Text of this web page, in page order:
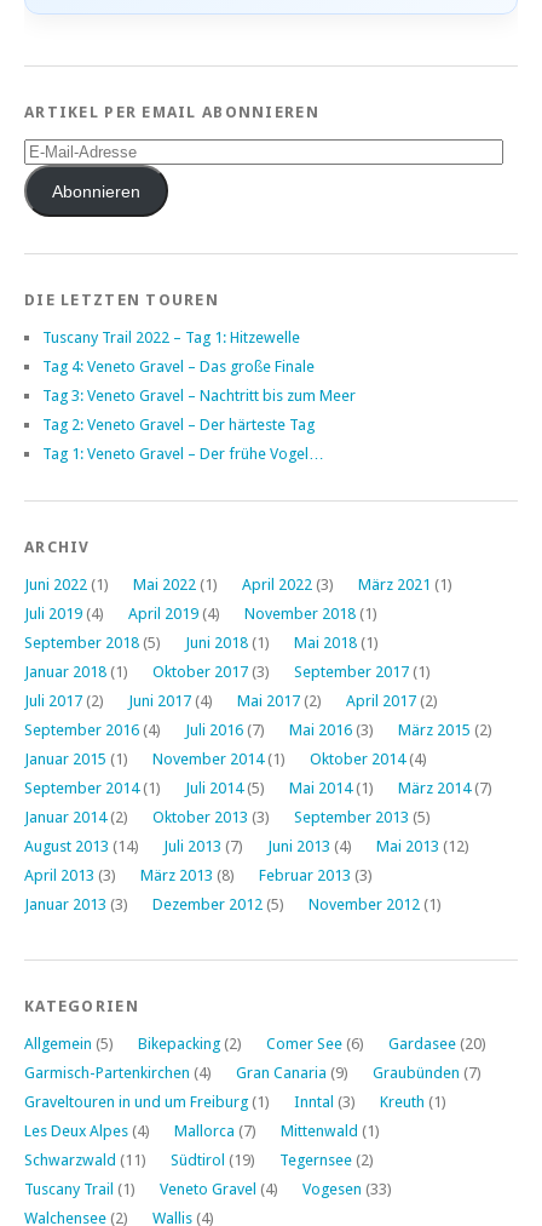
ARTIKEL PER EMAIL ABONNIEREN
E-
Mail-
AdresseAbonnieren
DIE LETZTEN TOUREN
Tuscany Trail 2022 – Tag 1: Hitzewelle
Tag 4: Veneto Gravel – Das große Finale
Tag 3: Veneto Gravel – Nachtritt bis zum Meer
Tag 2: Veneto Gravel – Der härteste Tag
Tag 1: Veneto Gravel – Der frühe Vogel…
ARCHIV
Juni 2022 (1) Mai 2022 (1) April 2022 (3) März 2021 (1)
Juli 2019 (4) April 2019 (4) November 2018 (1)
September 2018 (5) Juni 2018 (1) Mai 2018 (1)
Januar 2018 (1) Oktober 2017 (3) September 2017 (1)
Juli 2017 (2) Juni 2017 (4) Mai 2017 (2) April 2017 (2)
September 2016 (4) Juli 2016 (7) Mai 2016 (3) März 2015 (2)
Januar 2015 (1) November 2014(1) Oktober 2014(4)
September 2014(1) Juli 2014(5) Mai 2014(1) März 2014(7)
Januar 2014(2) Oktober 2013 (3) September 2013 (5)
August 2013 (14) Juli 2013 (7) Juni 2013 (4) Mai 2013 (12)
April 2013 (3) März 2013 (8) Februar 2013 (3)
Januar 2013 (3) Dezember 2012 (5) November 2012 (1)
KATEGORIEN
Allgemein (5) Bikepacking (2) Comer See (6) Gardasee (20)
Garmisch-Partenkirchen (4) Gran Canaria (9) Graubünden (7)
Graveltouren in und um Freiburg (1) Inntal (3) Kreuth (1)
Les Deux Alpes (4) Mallorca (7) Mittenwald (1)
Schwarzwald (11) Südtirol (19) Tegernsee (2)
Tuscany Trail (1) Veneto Gravel (4) Vogesen (33)
Walchensee (2) Wallis (4)